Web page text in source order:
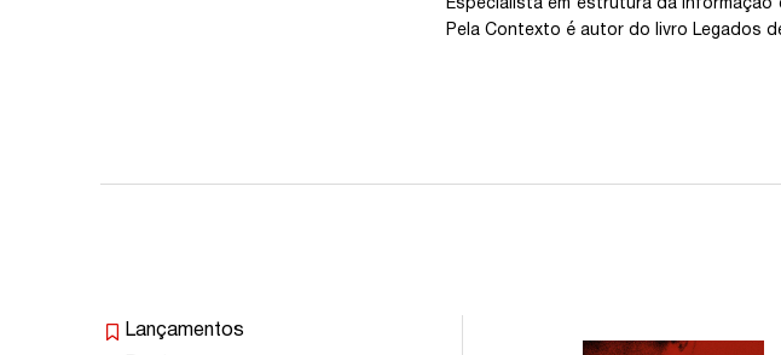
Especialista em estrutura da
Pela Contexto é autor do livro Legados
Lançamentos